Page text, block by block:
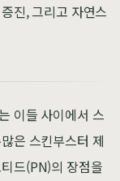
진, 그리고 자연스
이들 사이에서 스
은 스킨부스터 제
드(PN)의 장점을